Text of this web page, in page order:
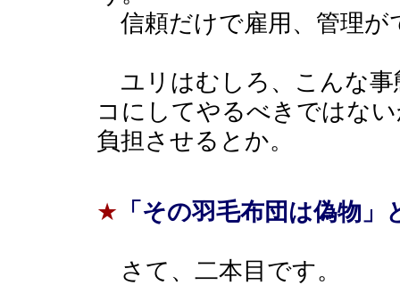
信頼だけで雇用、管理が
ユリはむしろ、こんな事
コにしてやるべきではな
負担させるとか。
★ 「その羽毛布団は偽物
さて、二本目です。